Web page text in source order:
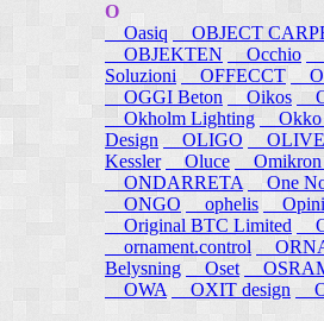
O
Oasiq
OBJECT
OBJEKTEN
Occhio
Soluzioni
OFFECCT
OGGI Beton
Oikos
Okholm Lighting
Okko
Design
OLIGO
Kessler
Oluce Omikron
ONDARRETA
One
ONGO
ophelis
Original BTC Limited
ornament.control
Belysning
Oset
OWA
OXIT design